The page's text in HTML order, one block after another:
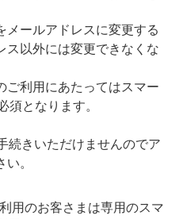
メールアドレスに変更する
ス以外には変更できなくな
ご利用にあたってはスマー
須となります。
続きいただけませんのでア
。
用のお客さまは専用のスマ